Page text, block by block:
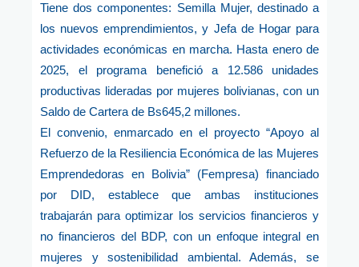
Tiene dos componentes: Semilla Mujer, destinado a
los nuevos emprendimientos, y Jefa de Hogar para
actividades económicas en marcha. Hasta enero de
2025, el programa benefició a 12.586 unidades
productivas lideradas por mujeres bolivianas, con un
Saldo de Cartera de Bs645,2 millones.
El convenio, enmarcado en el proyecto “Apoyo al
Refuerzo de la Resiliencia Económica de las Mujeres
Emprendedoras en Bolivia” (Fempresa) financiado
por DID, establece que ambas instituciones
trabajarán para optimizar los servicios financieros y
no financieros del BDP, con un enfoque integral en
mujeres y sostenibilidad ambiental. Además, se